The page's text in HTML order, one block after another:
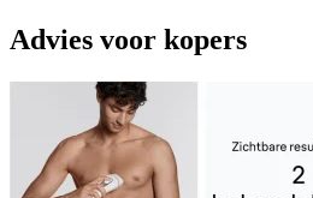
Advies voor kopers